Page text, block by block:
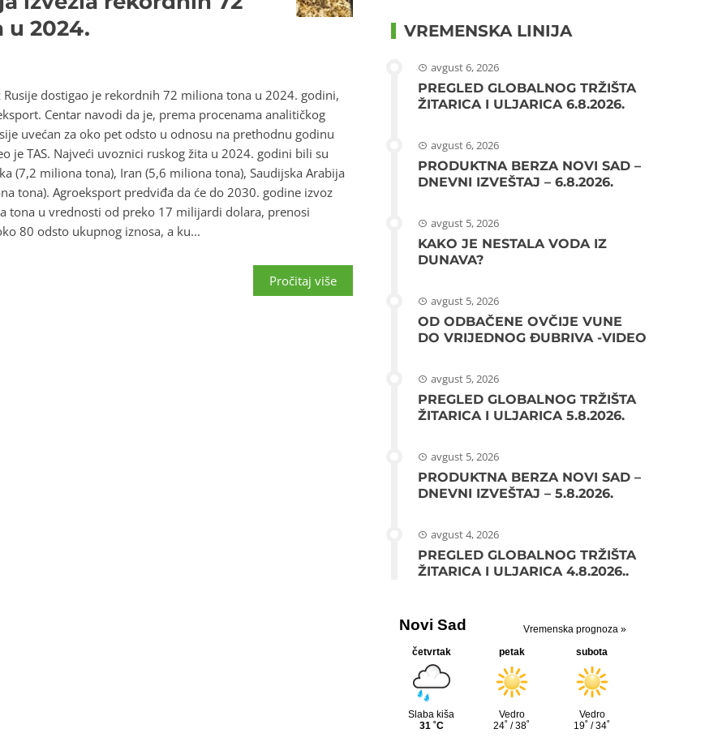
2024.
Rusije dostigao je rekordnih 72 miliona tona u 2024. godini,
Centar navodi da je, prema procenama analitičkog
uvećan za oko pet odsto u odnosu na prethodnu godinu
je TAS. Najveći uvoznici ruskog žita u 2024. godini bili su
(7,2 miliona tona), Iran (5,6 miliona tona), Saudijska Arabija
tona). Agroeksport predviđa da će do 2030. godine izvoz
tona u vrednosti od preko 17 milijardi dolara, prenosi
80 odsto ukupnog iznosa, a ku...
Pročitaj više
VREMENSKA LINIJA
avgust 6, 2026
PREGLED GLOBALNOG TRŽIŠTA
ŽITARICA I ULJARICA 6.8.2026.
avgust 6, 2026
PRODUKTNA BERZA NOVI SAD –
DNEVNI IZVEŠTAJ – 6.8.2026.
avgust 5, 2026
KAKO JE NESTALA VODA IZ
DUNAVA?
avgust 5, 2026
OD ODBAČENE OVČIJE VUNE
DO VRIJEDNOG ĐUBRIVA -VIDEO
avgust 5, 2026
PREGLED GLOBALNOG TRŽIŠTA
ŽITARICA I ULJARICA 5.8.2026.
avgust 5, 2026
PRODUKTNA BERZA NOVI SAD –
DNEVNI IZVEŠTAJ – 5.8.2026.
avgust 4, 2026
PREGLED GLOBALNOG TRŽIŠTA
ŽITARICA I ULJARICA 4.8.2026..